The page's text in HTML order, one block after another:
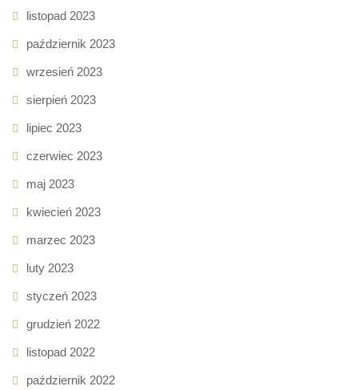
listopad 2023
październik 2023
wrzesień 2023
sierpień 2023
lipiec 2023
czerwiec 2023
maj 2023
kwiecień 2023
marzec 2023
luty 2023
styczeń 2023
grudzień 2022
listopad 2022
październik 2022